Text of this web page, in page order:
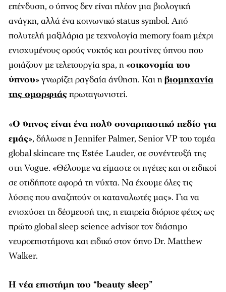
επένδυση, ο ύπνος δεν είναι πλέον μια βιολογική
ανάγκη, αλλά ένα κοινωνικό status symbol. Από
πολυτελή μαξιλάρια με τεχνολογία memory foam μέχρι
ενισχυμένους ορούς νυκτός και ρουτίνες ύπνου που
μοιάζουν με τελετουργία spa, η «οικονομία του
ύπνου» γνωρίζει ραγδαία άνθηση. Και ηβιομηχανία
της ομορφιάςπρωταγωνιστεί.
«Ο ύπνος είναι ένα πολύ συναρπαστικό πεδίο για
εμάς», δήλωσε η Jennifer Palmer, Senior VP του τομέα
global skincare της Estée Lauder, σε συνέντευξή της
στηVogue. «Θέλουμε να είμαστε οι ηγέτες και οι ειδικοί
σε οτιδήποτε αφορά τη νύχτα. Να έχουμε όλες τις
λύσεις που αναζητούν οι καταναλωτές μας». Για να
ενισχύσει τη δέσμευσή της, η εταιρεία διόρισε φέτος ως
πρώτο global sleep science advisor τον διάσημο
νευροεπιστήμονα και ειδικό στον ύπνο Dr. Matthew
Walker.
Η νέα επιστήμη του “beauty sleep”